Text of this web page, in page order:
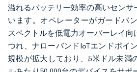
溢れるバッテリー効率の高いセンサ
います。オペレーターがガードバ
スペクトルを低電力オーバーレイ向
つれ、ナローバンドIoTエンドポイ
規模が拡大しており、5米ドル未満